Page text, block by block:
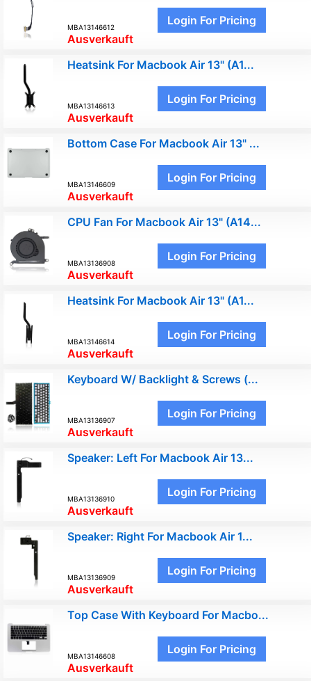
MBA13146612
Ausverkauft
Login For Pricing
Heatsink For Macbook Air 13" (A1...
MBA13146613
Ausverkauft
Login For Pricing
Bottom Case For Macbook Air 13" ...
MBA13146609
Ausverkauft
Login For Pricing
CPU Fan For Macbook Air 13" (A14...
MBA13136908
Ausverkauft
Login For Pricing
Heatsink For Macbook Air 13" (A1...
MBA13146614
Ausverkauft
Login For Pricing
Keyboard W/ Backlight & Screws (...
MBA13136907
Ausverkauft
Login For Pricing
Speaker: Left For Macbook Air 13...
MBA13136910
Ausverkauft
Login For Pricing
Speaker: Right For Macbook Air 1...
MBA13136909
Ausverkauft
Login For Pricing
Top Case With Keyboard For Macbo...
MBA13146608
Ausverkauft
Login For Pricing